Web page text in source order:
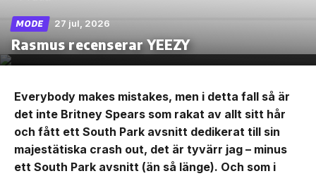
MODE 27 jul, 2026
Rasmus recenserar YEEZY
Everybody makes mistakes, men i detta fall så är
det inte Britney Spears som rakat av allt sitt hår
och fått ett South Park avsnitt dedikerat till sin
majestätiska crash out, det är tyvärr jag – minus
ett South Park avsnitt (än så länge). Och som i